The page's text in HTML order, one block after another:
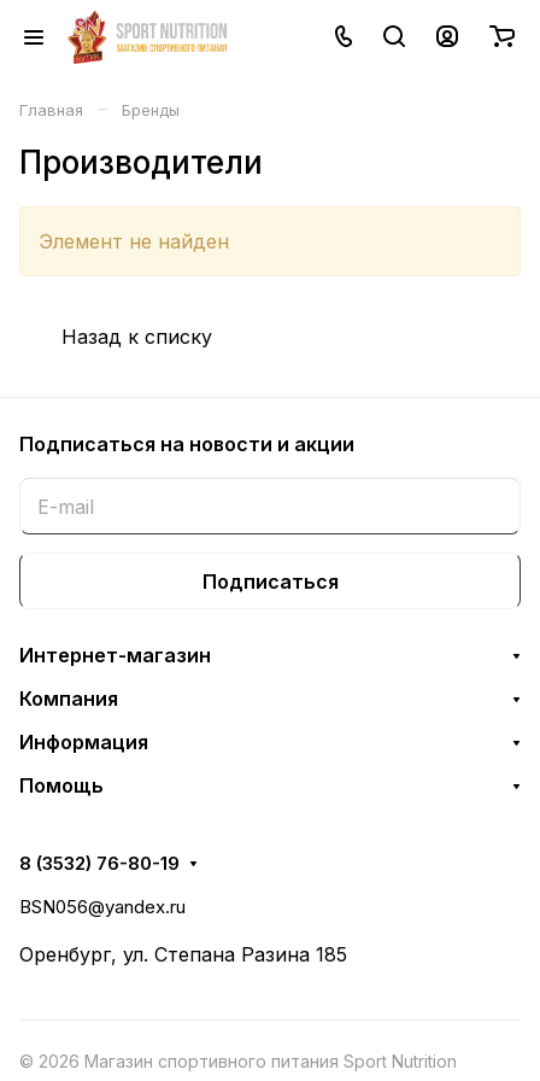
Главная – Бренды
Производители
Элемент не найден
Назад к списку
Подписаться на новости и акции
Подписаться
Интернет-магазин
Компания
Информация
Помощь
8 (3532) 76-80-19
BSN056@yandex.ru
Оренбург, ул. Степана Разина 185
© 2026 Магазин спортивного питания Sport Nutrition